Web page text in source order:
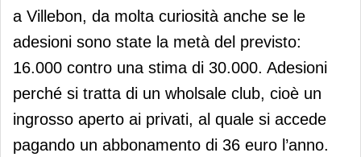
a Villebon, da molta curiosità anche se le
adesioni sono state la metà del previsto:
16.000 contro una stima di 30.000. Adesioni
perché si tratta di un wholsale club, cioè un
ingrosso aperto ai privati, al quale si accede
pagando un abbonamento di 36 euro l’anno.